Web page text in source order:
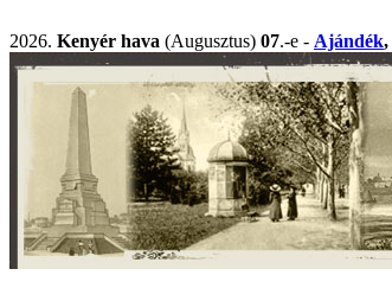
2026. Kenyér hava (Augusztus) 07.-e - Ajándék,